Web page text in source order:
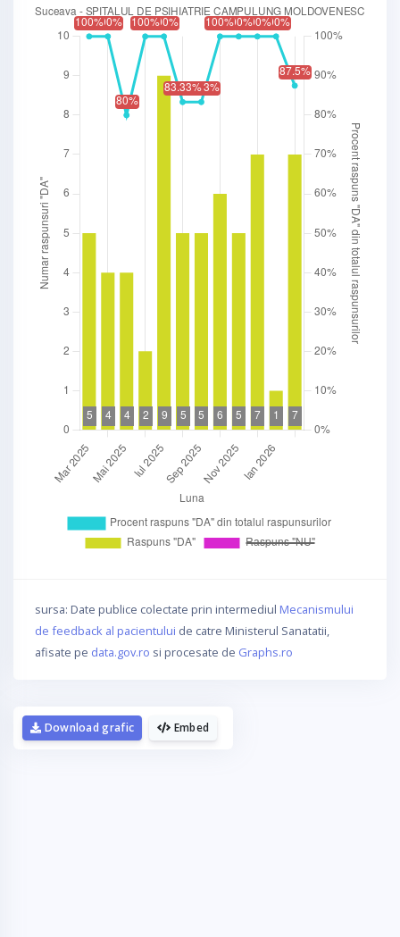
sursa: Date publice colectate prin intermediul Mecanismului
de feedback al pacientului de catre Ministerul Sanatatii,
afisate pe data.gov.ro si procesate de Graphs.ro
Embed
Download grafic